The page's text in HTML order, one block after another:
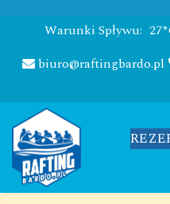
Warunki Spływu:
biuro@raftingbardo.pl